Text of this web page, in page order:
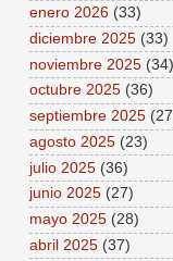
enero 2026 (33)
diciembre 2025 (33)
noviembre 2025 (34)
octubre 2025 (36)
septiembre 2025
agosto 2025 (23)
julio 2025 (36)
junio 2025 (27)
mayo 2025 (28)
abril 2025 (37)